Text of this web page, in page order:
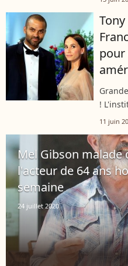
déjà
pour
!
un
11 juin
Mel Gibson malade
l'acteur de 64 ans
semaine
24 juillet 2020